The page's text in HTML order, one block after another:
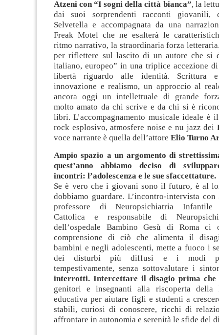
Atzeni con “I sogni della città bianca”, la
dai suoi sorprendenti racconti giovanili,
Selvetella e accompagnata da una
Freak Motel che ne esalterà le
ritmo narrativo, la straordinaria forza
per riflettere sul lascito di un autore che si
italiano, europeo” in una triplice accezione
libertà riguardo alle identità. Scrittura e
innovazione e realismo, un approccio al
ancora oggi un intellettuale di grande
molto amato da chi scrive e da chi si è
libri. L’accompagnamento musicale ideale è
rock esplosivo, atmosfere noise e nu jazz dei
voce narrante è quella dell’attore Elio Turno
Ampio spazio a un argomento di
quest’anno abbiamo deciso di
incontri: l’adolescenza e le sue sfaccettature.
Se è vero che i giovani sono il futuro, è al
dobbiamo guardare. L’incontro-intervista con
professore di Neuropsichiatria Infantile
Cattolica e responsabile di
dell’ospedale Bambino Gesù di Roma
comprensione di ciò che alimenta il
bambini e negli adolescenti, mette a fuoco i
dei disturbi più diffusi e i modi
tempestivamente, senza sottovalutare i
interrotti. Intercettare il disagio prima
genitori e insegnanti alla riscoperta della
educativa per aiutare figli e studenti a
stabili, curiosi di conoscere, ricchi di
affrontare in autonomia e serenità le sfide del